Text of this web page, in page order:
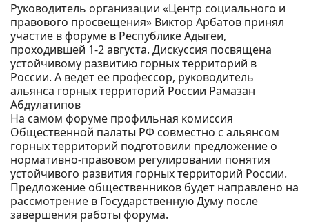
Руководитель организации «Центр социального и
правового просвещения» Виктор Арбатов принял
участие в форуме в Республике Адыгеи,
проходившей 1-2 августа. Дискуссия посвящена
устойчивому развитию горных территорий в
России. А ведет ее профессор, руководитель
альянса горных территорий России Рамазан
Абдулатипов
На самом форуме профильная комиссия
Общественной палаты РФ совместно с альянсом
горных территорий подготовили предложение о
нормативно-правовом регулировании понятия
устойчивого развития горных территорий России.
Предложение общественников будет направлено на
рассмотрение в Государственную Думу после
завершения работы форума.